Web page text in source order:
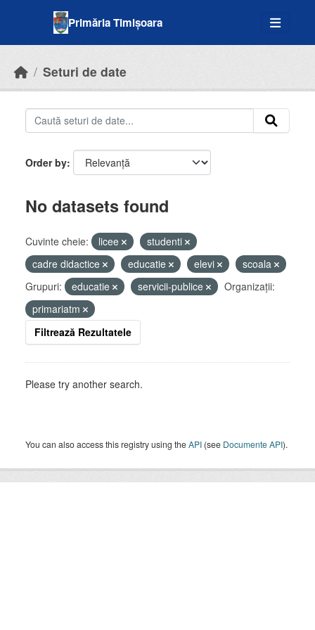
Primăria Timișoara
Seturi de date
Order by
No datasets found
Cuvinte cheie: licee
studenti
cadre didactice
educatie elevi
scoala
Grupuri:
educatie servicii-publice
Organizații:
primariatm
Filtrează Rezultatele
Please try another search.
You can also access this registry using theAPI (see Documente API).